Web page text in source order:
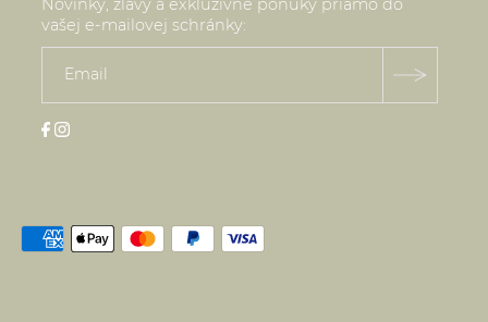
Novinky, zľavy a exkluzívne ponuky priamo do
vašej e-mailovej schránky: